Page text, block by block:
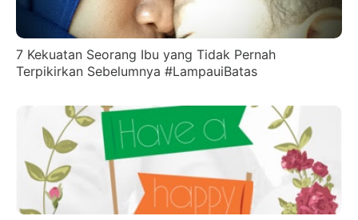
7 Kekuatan Seorang Ibu yang Tidak Pernah
Terpikirkan Sebelumnya #LampauiBatas